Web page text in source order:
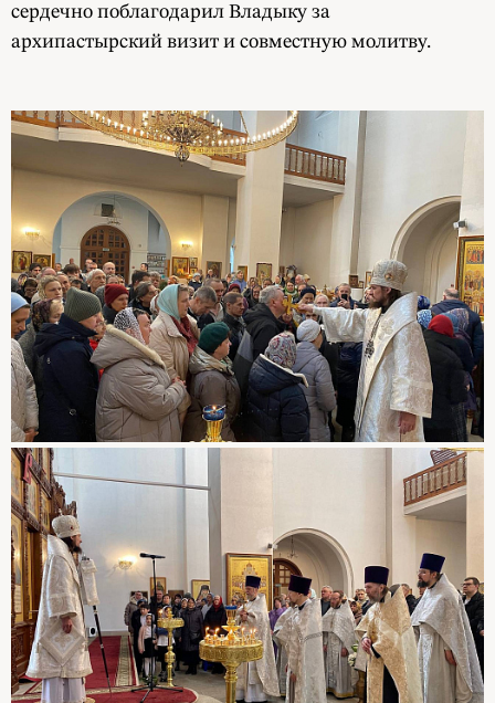
сердечно поблагодарил Владыку за
архипастырский визит и совместную молитву.